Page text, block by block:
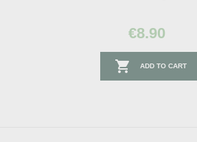
€8.90
 ADD TO CART